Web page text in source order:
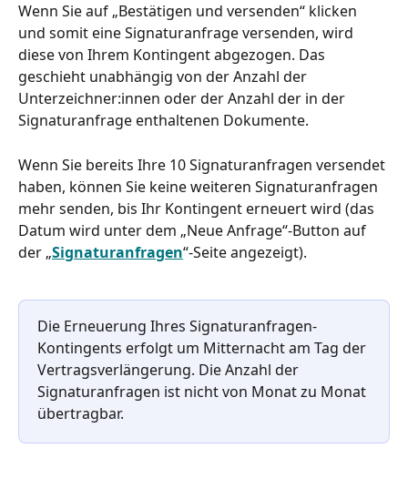
Wenn Sie auf „Bestätigen und versenden“ klicken
und somit eine Signaturanfrage versenden, wird
diese von Ihrem Kontingent abgezogen. Das
geschieht unabhängig von der Anzahl der
Unterzeichner:innen oder der Anzahl der in der
Signaturanfrage enthaltenen Dokumente.
Wenn Sie bereits Ihre 10 Signaturanfragen versendet
haben, können Sie keine weiteren Signaturanfragen
mehr senden, bis Ihr Kontingent erneuert wird (das
Datum wird unter dem „Neue Anfrage“-Button auf
der „Signaturanfragen“-Seite angezeigt).
Die Erneuerung Ihres Signaturanfragen-
Kontingents erfolgt um Mitternacht am Tag der
Vertragsverlängerung. Die Anzahl der
Signaturanfragen ist nicht von Monat zu Monat
übertragbar.